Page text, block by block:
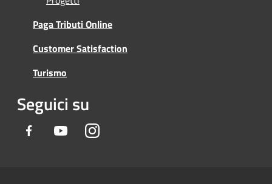
Paga Tributi Online
Customer Satisfaction
Turismo
Seguici su
Facebook YoutubeInstagram